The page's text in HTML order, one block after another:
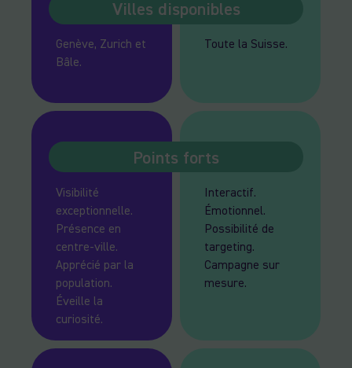
Villes disponibles
Genève, Zurich et
Bâle.
Toute la Suisse.
Points forts
Visibilité
exceptionnelle.
Présence en
centre-ville.
Apprécié par la
population.
Éveille la
curiosité.
Interactif.
Émotionnel.
Possibilité de
targeting.
Campagne sur
mesure.